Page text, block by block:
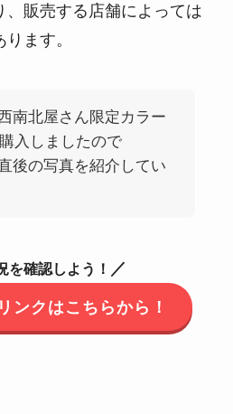
、販売する店舗によっては
ます。
南北屋さん限定カラー
入しましたので
後の写真を紹介してい
を確認しよう！ ／
ンクはこちらから！